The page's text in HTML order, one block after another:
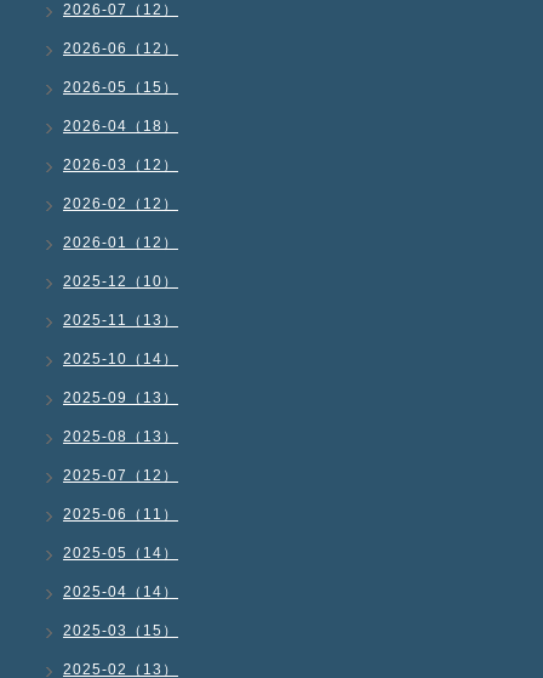
2026-07（12）
2026-06（12）
2026-05（15）
2026-04（18）
2026-03（12）
2026-02（12）
2026-01（12）
2025-12（10）
2025-11（13）
2025-10（14）
2025-09（13）
2025-08（13）
2025-07（12）
2025-06（11）
2025-05（14）
2025-04（14）
2025-03（15）
2025-02（13）